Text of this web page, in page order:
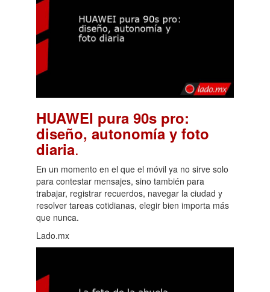
HUAWEI pura 90s pro:
diseño, autonomía y foto
diaria.
En un momento en el que el móvil ya no sirve solo
para contestar mensajes, sino también para
trabajar, registrar recuerdos, navegar la ciudad y
resolver tareas cotidianas, elegir bien importa más
que nunca.
Lado.mx